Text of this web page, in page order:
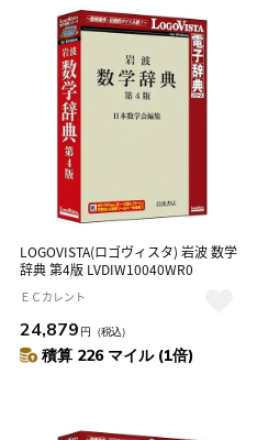
LOGOVISTA(ロゴヴィスタ) 岩波 数学
辞典 第4版 LVDIW10040WR0
ＥＣカレント
24,879 円 （税込）
積算 226 マイル (1倍)